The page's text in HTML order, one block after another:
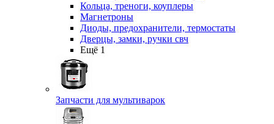
Кольца, треноги, коуплеры
Магнетроны
Диоды, предохранители, термостаты
Дверцы, замки, ручки свч
Ещё 1
Запчасти для мультиварок